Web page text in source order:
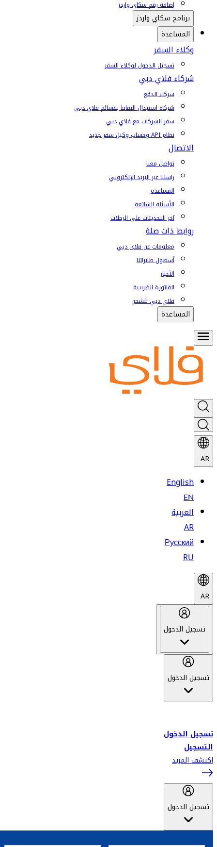
إضافة رقم سكاي واردز
برنامج سكاي واردز
المساعدة
وكلاء السفر
تسجيل الدخول لوكلاء السفر
شركاء فلاي دبي
شركاء الدفع
شركاء استبدال النقاط بقسائم فلاي دبي
سفر الشركات مع فلاي دبي
نظام API وحساب وكيل سفر جديد
الاتصال
تواصل معنا
راسلنا عبر البريد الإلكتروني
المساعدة
الأسئلة الشائعة
آخر التحديثات على الرحلات
روابط ذات صلة
معلومات عن فلاي دبي
أسطول طائراتنا
الأخبار
الفاتورة الضريبية
فلاي دبي للشحن
المساعدة
AR
English
EN
العربية
AR
Русский
RU
AR
تسجيل الدخول
تسجيل الدخول
تسجيل الدخول
التسجيل
اكتشف المزيد
تسجيل الدخول